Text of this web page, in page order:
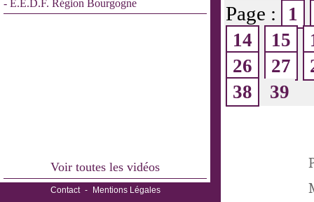
- E.E.D.F. Région Bourgogne
Voir toutes les vidéos
Contact - Mentions Légales
Page :
1
14
15
26
27
38
39